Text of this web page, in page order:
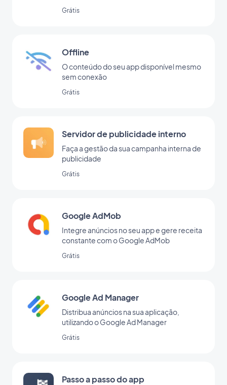
Grátis
Offline
O conteúdo do seu app disponível mesmo
sem conexão
Grátis
Servidor de publicidade interno
Faça a gestão da sua campanha interna de
publicidade
Grátis
Google AdMob
Integre anúncios no seu app e gere receita
constante com o Google AdMob
Grátis
Google Ad Manager
Distribua anúncios na sua aplicação,
utilizando o Google Ad Manager
Grátis
Passo a passo do app